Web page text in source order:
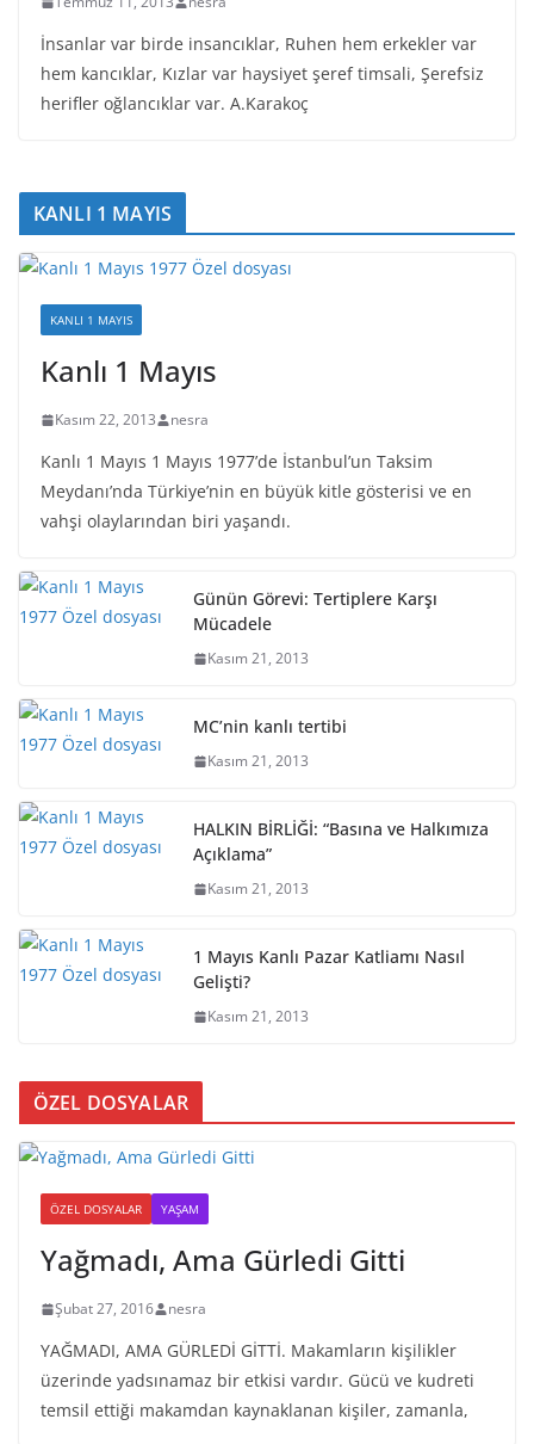
İnsanlar var birde insancıklar, Ruhen hem erkekler var
hem kancıklar, Kızlar var haysiyet şeref timsali, Şerefsiz
herifler oğlancıklar var. A.Karakoç
KANLI 1 MAYIS
KANLI 1 MAYIS
Kanlı 1 Mayıs
Kasım 22, 2013 nesra
Kanlı 1 Mayıs 1 Mayıs 1977’de İstanbul’un Taksim
Meydanı’nda Türkiye’nin en büyük kitle gösterisi ve en
vahşi olaylarından biri yaşandı.
Günün Görevi: Tertiplere Karşı
Mücadele
Kasım 21, 2013
MC’nin kanlı tertibi
Kasım 21, 2013
HALKIN BİRLİĞİ: “Basına ve Halkımıza
Açıklama”
Kasım 21, 2013
1 Mayıs Kanlı Pazar Katliamı Nasıl
Gelişti?
Kasım 21, 2013
ÖZEL DOSYALAR
ÖZEL DOSYALAR YAŞAM
Yağmadı, Ama Gürledi Gitti
Şubat 27, 2016 nesra
YAĞMADI, AMA GÜRLEDİ GİTTİ. Makamların kişilikler
üzerinde yadsınamaz bir etkisi vardır. Gücü ve kudreti
temsil ettiği makamdan kaynaklanan kişiler, zamanla,